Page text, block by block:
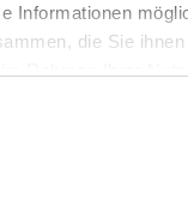
Informationen
die Sie
finden Sie in
Go to search